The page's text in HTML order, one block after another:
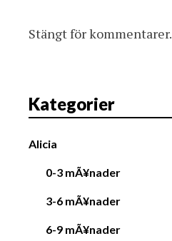
Stängt för kommentarer.
Kategorier
Alicia
0-3 mÃ¥nader
3-6 mÃ¥nader
6-9 mÃ¥nader